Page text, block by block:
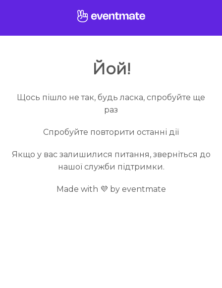
Йой!
Щось пішло не так, будь ласка, спробуйте ще
раз
Спробуйте повторити останні дії
Якщо у вас залишилися питання, зверніться до
нашої служби підтримки.
Made with 💜 by eventmate